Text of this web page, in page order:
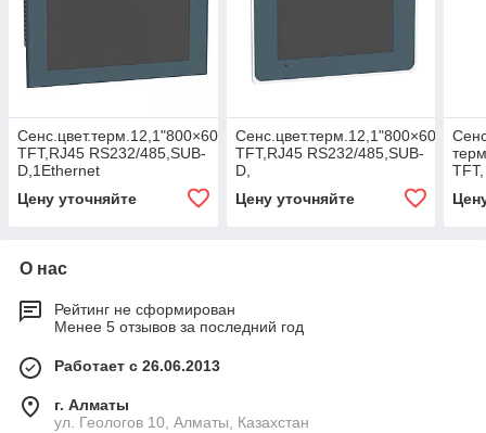
Сенс.цвет.терм.12,1"800×600
TFT,RJ45 RS232/485,SUB-
D,1Ethernet
Цену уточняйте
Сенс.цвет.терм.12,1"800×600
TFT,RJ45 RS232/485,SUB-
D,
1EthernetTCP/IP,96Mб/512кБ
Цену уточняйте
О нас
Рейтинг не сформирован
Менее 5 отзывов за последний год
Работает с 26.06.2013
г. Алматы
ул. Геологов 10, Алматы, Казахстан